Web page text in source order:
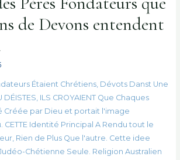
de Devons entendent
Étaient Chrétiens, Dévots Danst Une
ILS CROYAIENT Que Chaques
Créée par Dieu et portait l'image
Identité Principal A Rendu tout le
Rien de Plus Que l'autre. Cette idee
Chétienne Seule. Religion Australien